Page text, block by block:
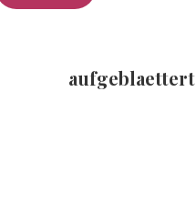
aufgeblaettert